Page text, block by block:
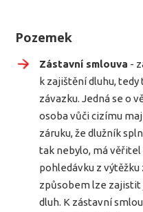
Pozemek
Zástavní smlouva -
k zajištění dluhu,
závazku. Jedná se o
osoba vůči cizímu
záruku, že dlužník
tak nebylo, má
pohledávku z
způsobem lze zajistit
dluh. K zástavní